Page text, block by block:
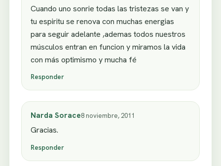
Cuando uno sonrie todas las tristezas se van y
tu espiritu se renova con muchas energias
para seguir adelante ,ademas todos nuestros
músculos entran en funcion y miramos la vida
con más optimismo y mucha fé
Responder
Narda Sorace8 noviembre, 2011
Gracias.
Responder